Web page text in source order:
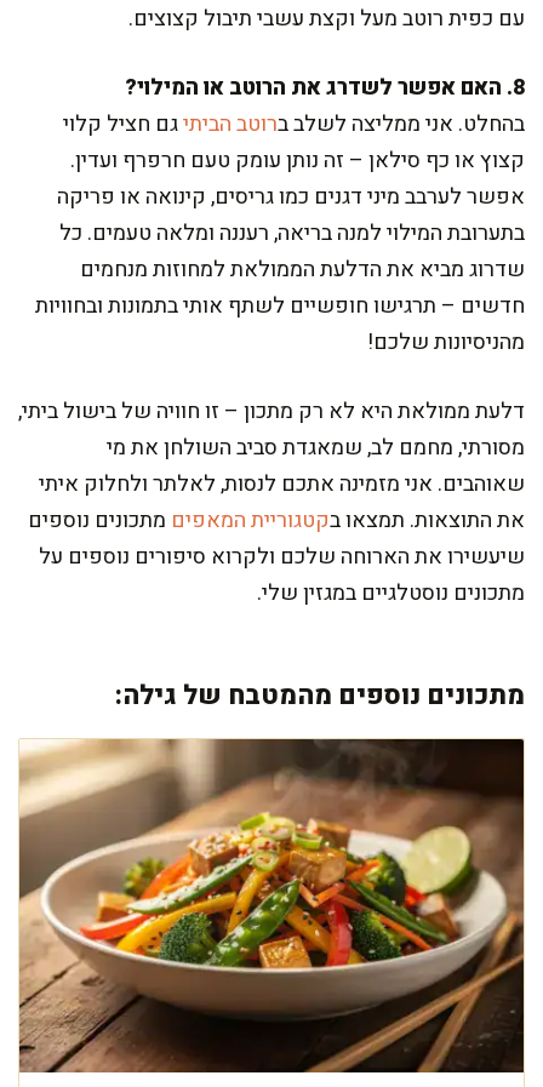
עם כפית רוטב מעל וקצת עשבי תיבול קצוצים.
8. האם אפשר לשדרג את הרוטב או המילוי?
בהחלט. אני ממליצה לשלב ברוטב הביתיגם חציל קלוי
קצוץ או כף סילאן – זה נותן עומק טעם חרפרף ועדין.
אפשר לערבב מיני דגנים כמו גריסים, קינואה או פריקה
בתערובת המילוי למנה בריאה, רעננה ומלאה טעמים. כל
שדרוג מביא את הדלעת הממולאת למחוזות מנחמים
חדשים – תרגישו חופשיים לשתף אותי בתמונות ובחוויות
מהניסיונות שלכם!
דלעת ממולאת היא לא רק מתכון – זו חוויה של בישול ביתי,
מסורתי, מחמם לב, שמאגדת סביב השולחן את מי
שאוהבים. אני מזמינה אתכם לנסות, לאלתר ולחלוק איתי
את התוצאות. תמצאו בקטגוריית המאפים מתכונים נוספים
שיעשירו את הארוחה שלכם ולקרוא סיפורים נוספים על
מתכונים נוסטלגיים במגזין שלי.
מתכונים נוספים מהמטבח של גילה: